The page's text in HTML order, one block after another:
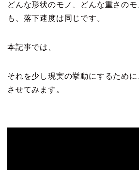
どんな形状のモノ、どんな重さの
も、落下速度は同じです。
本記事では、
それを少し現実の挙動にするため
させてみます。